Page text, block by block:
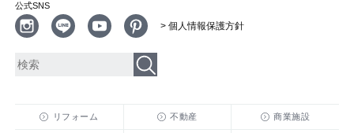
公式SNS
> 個人情報保護方針
リフォーム 不動産 商業施設